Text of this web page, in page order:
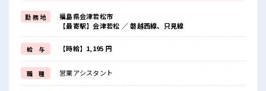
もちろん男性の応募も歓迎です！
≪時間にメリハリを≫
残業はほとんどナシ！
場合によってはお願いすることもあります♪
制服があると毎日の服選びに悩まずOK♪
≪初めての仕事だけど自分にもできそう≫
新しいことにチャレンジするのは不安だけど、
しっかり働く環境が整っています！
イチからスキルUP・ステップUP目指していきましょう！
勤 務 地
福島県会津若松市
【最寄駅】会津若松 ／ 磐越西線、只見線
給 与 【時給】1,195 円
職 種 営業アシスタント